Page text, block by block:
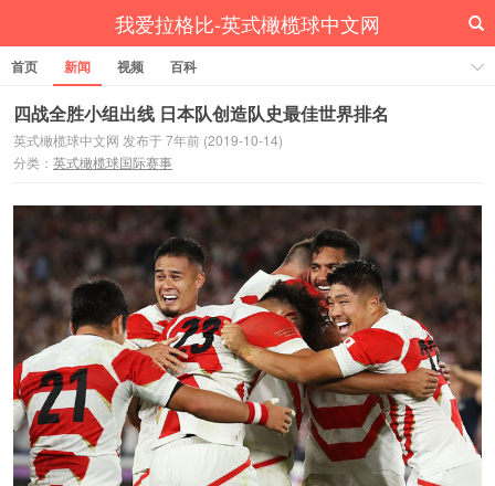
我爱拉格比-英式橄榄球中文网
首页 新闻 视频 百科
四战全胜小组出线 日本队创造队史最佳世界排名
英式橄榄球中文网 发布于 7年前 (2019-10-14)
分类： 英式橄榄球国际赛事